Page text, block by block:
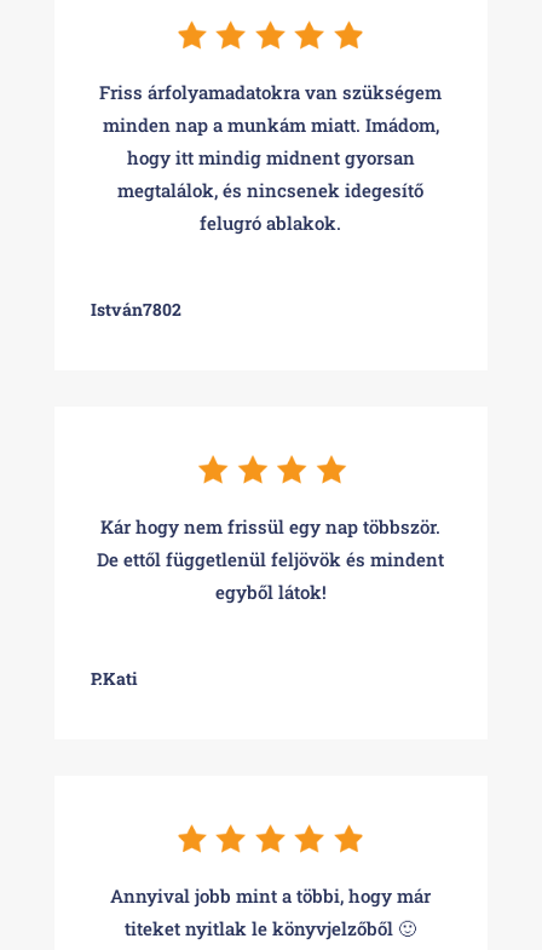
Friss árfolyamadatokra van szükségem
minden nap a munkám miatt. Imádom,
hogy itt mindig midnent gyorsan
megtalálok, és nincsenek idegesítő
felugró ablakok.
István7802
Kár hogy nem frissül egy nap többször.
De ettől függetlenül feljövök és mindent
egyből látok!
P.Kati
Annyival jobb mint a többi, hogy már
titeket nyitlak le könyvjelzőből 🙂